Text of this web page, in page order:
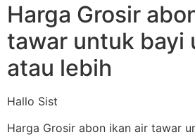
Harga Grosir
tawar untuk bayi
atau lebih
Hallo Sist
Harga Grosir abon ikan air tawar